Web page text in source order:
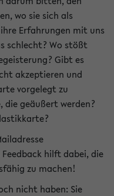
wo sie sich als
Erfahrungen mit uns
schlecht? Wo stößt
Gibt es
akzeptieren und
vorgelegt zu
die geäußert werden?
hilft dabei, die
zu machen!
nicht haben: Sie